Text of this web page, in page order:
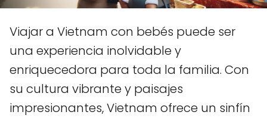
Viajar a Vietnam con bebés puede ser
una experiencia inolvidable y
enriquecedora para toda la familia. Con
su cultura vibrante y paisajes
impresionantes, Vietnam ofrece un sinfín